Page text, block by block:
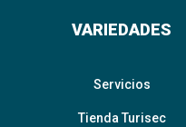
VARIEDADES
Servicios
Tienda Turisec